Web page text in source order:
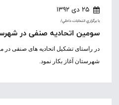
25 دی 1392
با برگزاري انتخابات داخلي/
سومین اتحادیه صنفی در
در راستای تشکیل اتحادیه های صنفی در
شهرستان آغاز بکار نمود.